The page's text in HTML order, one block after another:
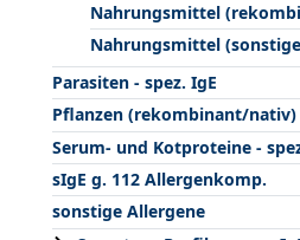
Nahrungsmittel
Nahrungsmittel
Parasiten - spez. IgE
Pflanzen (rekombinant/nativ)
Serum- und Kotproteine -
sIgE g. 112 Allergenkomp.
sonstige Allergene